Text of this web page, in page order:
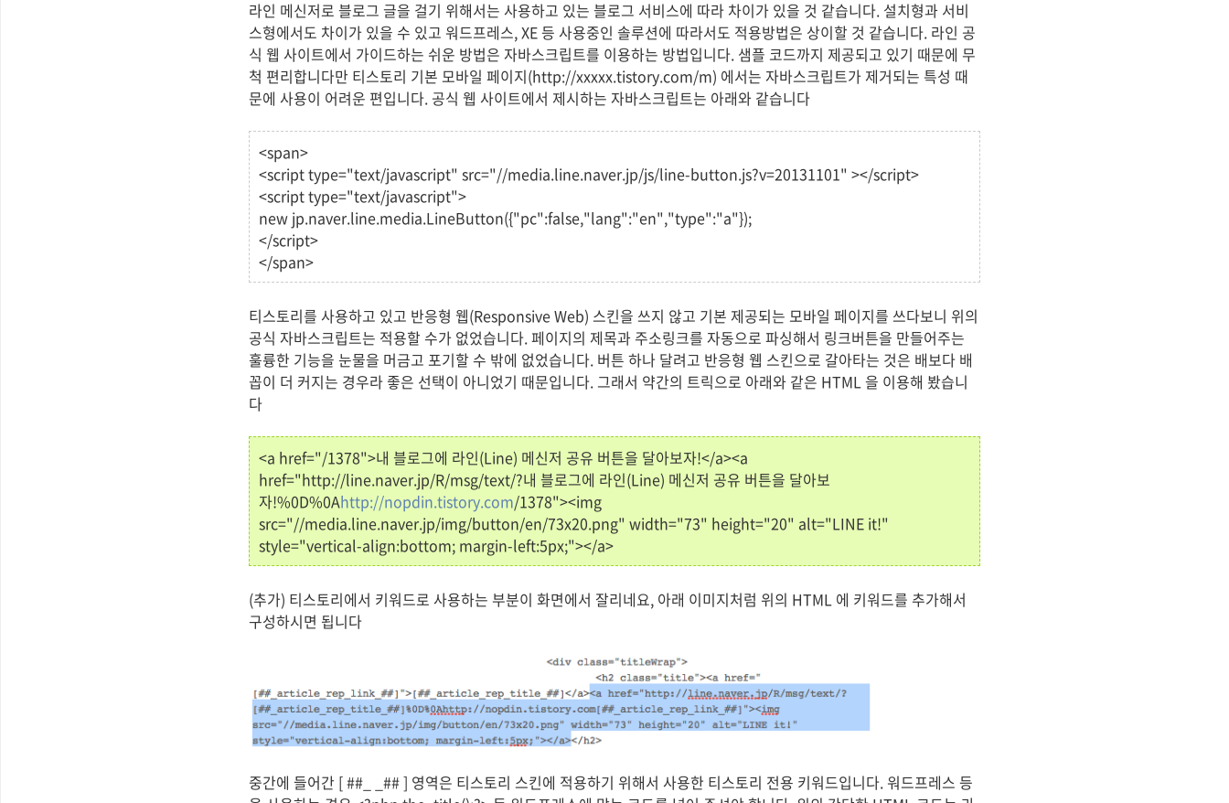
라인 메신저로 블로그 글을 걸기 위해서는 사용하고 있는 블로그 서비스에 따라 차이가 있을 것 같습니다. 설치형과 서비
스형에서도 차이가 있을 수 있고 워드프레스, XE 등 사용중인 솔루션에 따라서도 적용방법은 상이할 것 같습니다. 라인 공
식 웹 사이트에서 가이드하는 쉬운 방법은 자바스크립트를 이용하는 방법입니다. 샘플 코드까지 제공되고 있기 때문에 무
척 편리합니다만 티스토리 기본 모바일 페이지(http://xxxxx.tistory.com/m) 에서는 자바스크립트가 제거되는 특성 때
문에 사용이 어려운 편입니다. 공식 웹 사이트에서 제시하는 자바스크립트는 아래와 같습니다
<span>
<script type="text/javascript" src="//media.line.naver.jp/js/line-button.js?v=20131101" ></script>
<script type="text/javascript">
new jp.naver.line.media.LineButton({"pc":false,"lang":"en","type":"a"});
</script>
</span>
티스토리를 사용하고 있고 반응형 웹(Responsive Web) 스킨을 쓰지 않고 기본 제공되는 모바일 페이지를 쓰다보니 위의
공식 자바스크립트는 적용할 수가 없었습니다. 페이지의 제목과 주소링크를 자동으로 파싱해서 링크버튼을 만들어주는
훌륭한 기능을 눈물을 머금고 포기할 수 밖에 없었습니다. 버튼 하나 달려고 반응형 웹 스킨으로 갈아타는 것은 배보다 배
꼽이 더 커지는 경우라 좋은 선택이 아니었기 때문입니다. 그래서 약간의 트릭으로 아래와 같은 HTML 을 이용해 봤습니
다
<a href="/1378">내 블로그에 라인(Line) 메신저 공유 버튼을 달아보자!</a><a
href="http://line.naver.jp/R/msg/text/?내 블로그에 라인(Line) 메신저 공유 버튼을 달아보
자!%0D%0Ahttp://nopdin.tistory.com/1378"><img
src="//media.line.naver.jp/img/button/en/73x20.png" width="73" height="20" alt="LINE it!"
style="vertical-align:bottom; margin-left:5px;"></a>
(추가) 티스토리에서 키워드로 사용하는 부분이 화면에서 잘리네요, 아래 이미지처럼 위의 HTML 에 키워드를 추가해서
구성하시면 됩니다
중간에 들어간 [ ##_ _## ] 영역은 티스토리 스킨에 적용하기 위해서 사용한 티스토리 전용 키워드입니다. 워드프레스 등